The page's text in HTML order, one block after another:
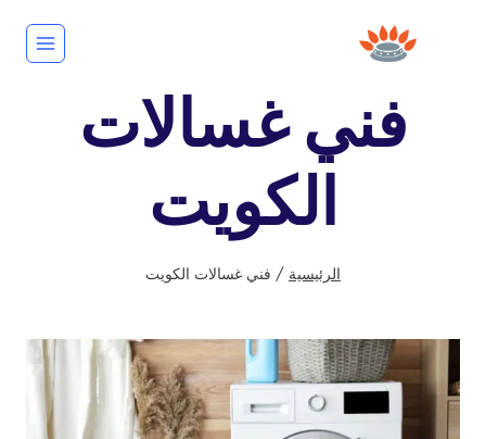
فني غسالات
الكويت
الرئيسية / فني غسالات الكويت